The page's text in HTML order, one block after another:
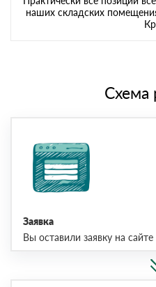
наших складских
Схема
Заявка
Вы оставили заявку на сайте